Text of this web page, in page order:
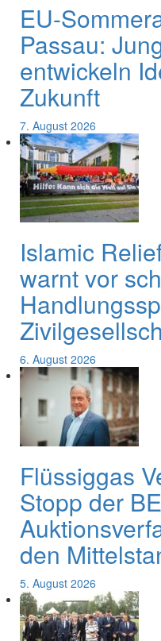
EU-
Passau:
entwickeln
Zukunft
7. August 2026
Islamic
warnt vor
6. August 2026
Flüssiggas
Stopp der
den
5. August 2026